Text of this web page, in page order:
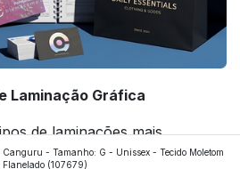
Laminação Gráfica
de laminações mais
da gráfica FuturaIM? Então,
- Tamanho: G - Unissex - Tecido Moletom
Flanelado(107679)